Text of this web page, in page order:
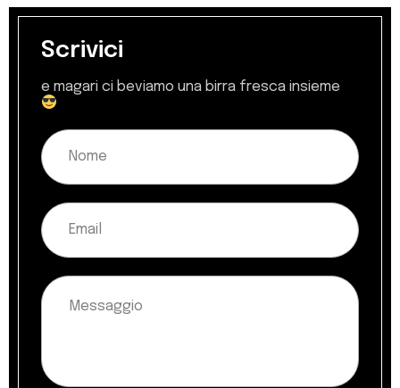
Scrivici
e magari ci beviamo una birra fresca insieme